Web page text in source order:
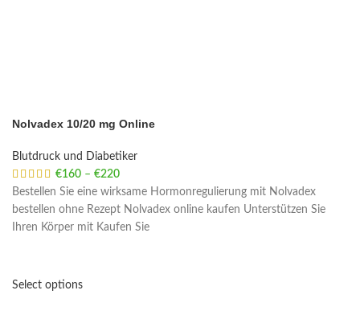
Nolvadex 10/20 mg Online
Blutdruck und Diabetiker
€160 – €220
Bestellen Sie eine wirksame Hormonregulierung mit Nolvadex
bestellen ohne Rezept Nolvadex online kaufen Unterstützen Sie
Ihren Körper mit Kaufen Sie
Select options